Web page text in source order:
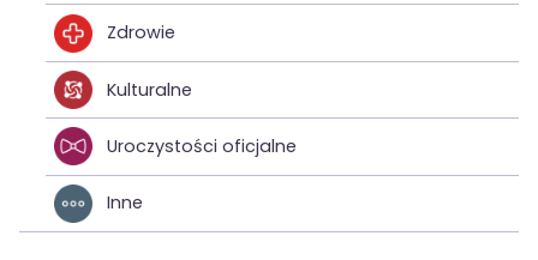
Zdrowie
Kulturalne
Uroczystości oficjalne
Inne